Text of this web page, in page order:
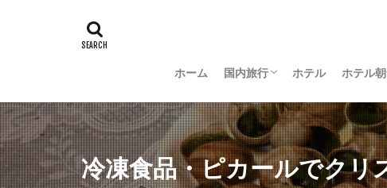
ホーム 国内旅行
羽田空港グルメ
大阪
京都
沖縄
新潟
長野
茨城
富山
金沢
山梨
ホテル ホテル
冷凍食品・ピカールでクリ